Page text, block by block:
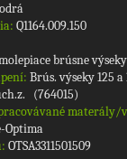
Q1164.009.150
brúsne výseky
Brús. výseky 125
(764015)
materály/
OTSA3311501509